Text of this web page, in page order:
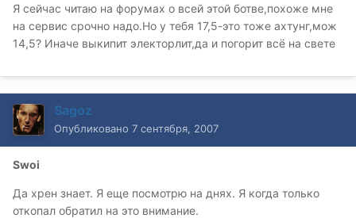
Я сейчас читаю на форумах о всей этой ботве,похоже мне
на сервис срочно надо.Но у тебя 17,5-это тоже ахтунг,мож
14,5? Иначе выкипит электорлит,да и погорит всё на свете
Sagoz
Опубликовано 7 сентября, 2007
Swoi
Да хрен знает. Я еще посмотрю на днях. Я когда только
откопал обратил на это внимание.